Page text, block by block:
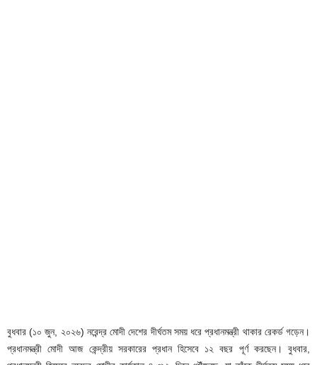
বুধবার (১০ জুন, ২০২৬) নরেন্দ্র মোদী দেশের দীর্ঘতম সময় ধরে প্রধানমন্ত্রী থাকার রেকর্ড গড়েন।
প্রধানমন্ত্রী মোদী আজ কেন্দ্রীয় সরকারের প্রধান হিসেবে ১২ বছর পূর্ণ করছেন। বুধবার,